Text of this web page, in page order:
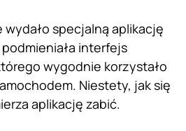
wydało specjalną aplikację
interfejs
wygodnie korzystało
Niestety, jak się
aplikację zabić.